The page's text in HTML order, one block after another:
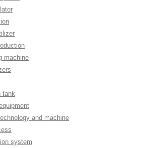
machine
tank
and machine
system